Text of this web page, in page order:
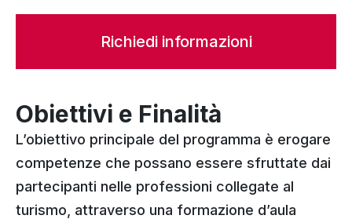
Richiedi informazioni
Obiettivi e Finalità
L’obiettivo principale del programma è erogare
competenze che possano essere sfruttate dai
partecipanti nelle professioni collegate al
turismo, attraverso una formazione d’aula